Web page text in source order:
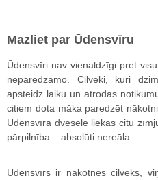
Mazliet par Ūdensvīru
Ūdensvīri nav vienaldzīgi pret
neparedzamo. Cilvēki, kuri
apsteidz laiku un atrodas
citiem dota māka paredzēt
Ūdensvīra dvēsele liekas citu
pārpilnība – absolūti nereāla.
Ūdensvīrs ir nākotnes cilvēks,